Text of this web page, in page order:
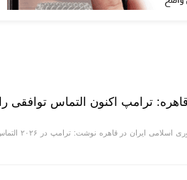
ترامپ اکنون التماس توافقی
دفتر حفاظت منافع